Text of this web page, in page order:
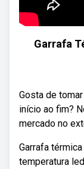
Garrafa
Gosta de
início ao fim?
mercado no
Garrafa
temperatura